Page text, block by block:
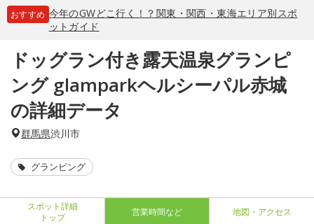
おすすめ 今年のGWどこ行く！？関東・関西・東海エリア別スポ
ットガイド
ドッグラン付き露天温泉グランピ
ング glamparkヘルシーパル赤城
の詳細データ
群馬県渋川市
グランピング
スポット詳細
トップ
営業時間など 地図・アクセス